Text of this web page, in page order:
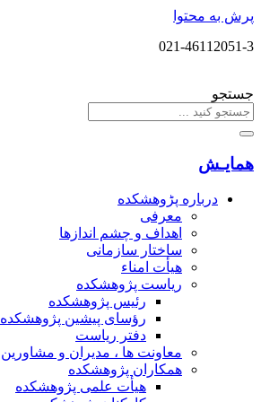
پرش به محتوا
021-46112051-3
جستجو
همایـش
درباره پڑوهشکده
معرفی
اهداف و چشم اندازها
ساختار سازمانی
هیأت امناء
ریاست پژوهشکده
رئیس پژوهشکده
رؤسای پیشین پژوهشکده
دفتر ریاست
معاونت ها ، مدیران و مشاورین
همکاران پژوهشکده
هیأت علمی پژوهشکده